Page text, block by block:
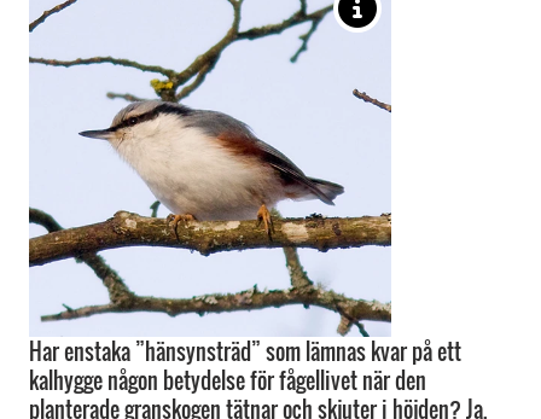
Har enstaka ”hänsynsträd” som lämnas kvar på ett
kalhygge någon betydelse för fågellivet när den
planterade granskogen tätnar och skjuter i höjden? Ja,